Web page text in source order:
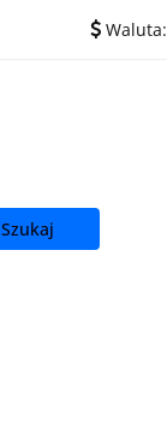
Waluta:
Praca